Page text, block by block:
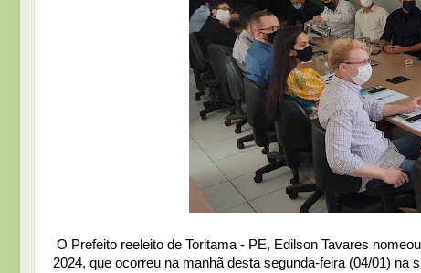
O Prefeito reeleito de Toritama - PE, Edilson Tavares
2024, que ocorreu na manhã desta segunda-feira (04/01) na